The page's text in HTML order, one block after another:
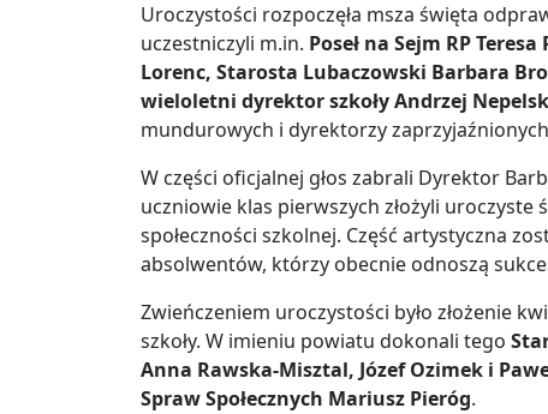
Uroczystości rozpoczęła msza święta
uczestniczyli m.in. Poseł na Sejm RP
Lorenc, Starosta Lubaczowski Barbara
wieloletni dyrektor szkoły Andrzej
mundurowych i dyrektorzy
W części oficjalnej głos zabrali Dyrektor
uczniowie klas pierwszych złożyli uroczyste
społeczności szkolnej. Część artystyczna
absolwentów, którzy obecnie odnoszą
Zwieńczeniem uroczystości było złożenie
szkoły. W imieniu powiatu dokonali tego
Anna Rawska-Misztal, Józef Ozimek i
Spraw Społecznych Mariusz Pieróg.